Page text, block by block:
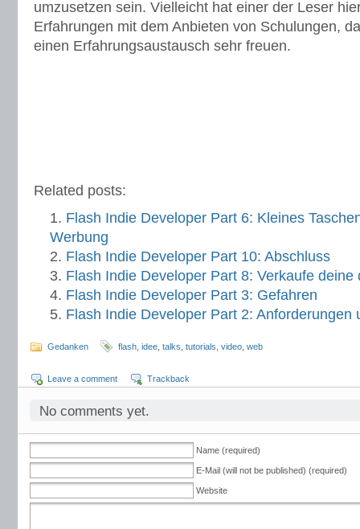
umzusetzen sein. Vielleicht hat einer der Leser
Erfahrungen mit dem Anbieten von Schulungen,
einen Erfahrungsaustausch sehr freuen.
Related posts:
Flash Indie Developer Part 6: Kleines
Werbung
Flash Indie Developer Part 10: Abschluss
Flash Indie Developer Part 8: Verkaufe deine
Flash Indie Developer Part 3: Gefahren
Flash Indie Developer Part 2: Anforderungen
Gedanken flash idee talks tutorials video web
Leave a comment Trackback
No comments yet.
Name (required)
E-Mail (will not be published) (required)
Website